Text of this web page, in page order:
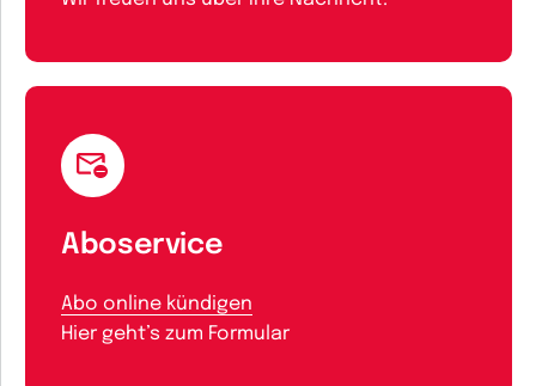
Aboservice
Abo online kündigen
Hier geht’s zum Formular